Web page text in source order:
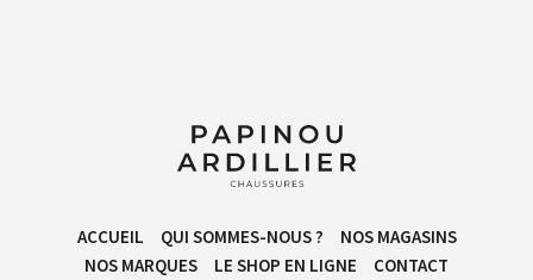
ACCUEIL QUI SOMMES-NOUS ?
NOS MAGASINS
NOS MARQUES
LE SHOP EN LIGNE
CONTACT